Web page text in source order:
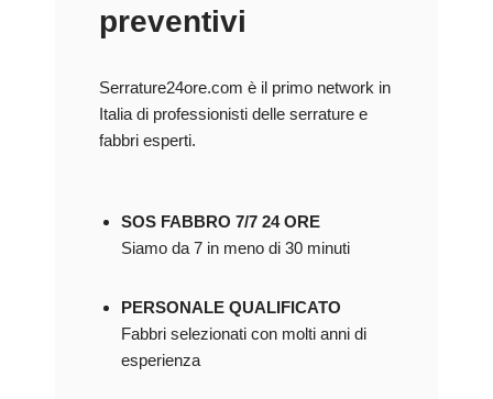
preventivi
Serrature24ore.com è il primo network in
Italia di professionisti delle serrature e
fabbri esperti.
SOS FABBRO 7/7 24 ORE
Siamo da 7 in meno di 30 minuti
PERSONALE QUALIFICATO
Fabbri selezionati con molti anni di
esperienza